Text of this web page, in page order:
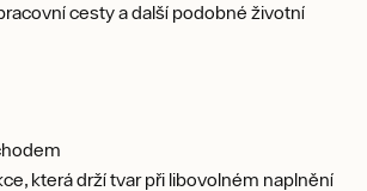
cesty a další podobné životní
která drží tvar při libovolném naplnění